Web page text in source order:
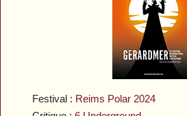
Festival : Reims Polar 2024